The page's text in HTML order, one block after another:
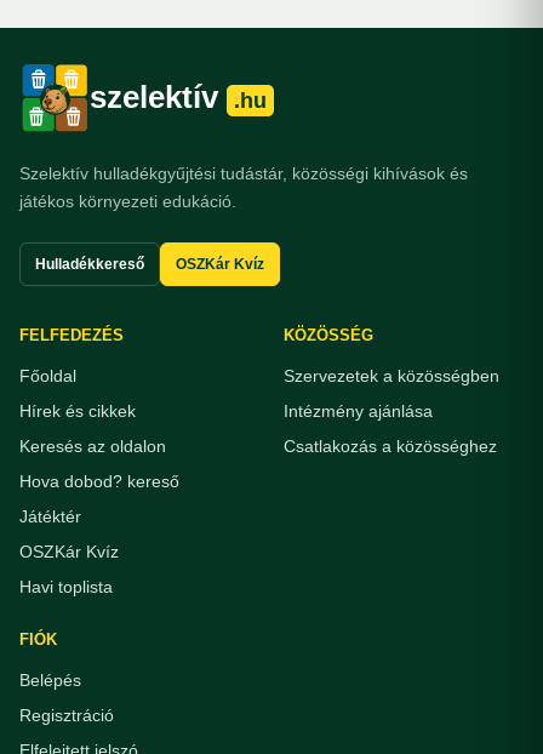
szelektív .hu
Szelektív hulladékgyűjtési tudástár, közösségi kihívások és
játékos környezeti edukáció.
Hulladékkereső OSZKár Kvíz
FELFEDEZÉS
Főoldal
Hírek és cikkek
Keresés az oldalon
Hova dobod? kereső
Játéktér
OSZKár Kvíz
Havi toplista
KÖZÖSSÉG
Szervezetek a közösségben
Intézmény ajánlása
Csatlakozás a közösséghez
FIÓK
Belépés
Regisztráció